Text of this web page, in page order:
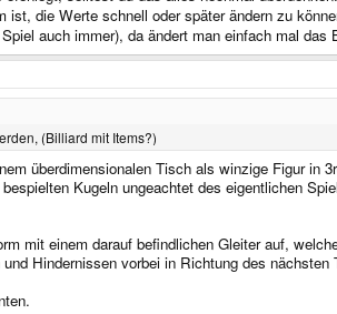
die Werte schnell oder später ändern zu
auch immer), da ändert man einfach mal
(Billiard mit Items?)
überdimensionalen Tisch als winzige Figur in
Kugeln ungeachtet des eigentlichen
mit einem darauf befindlichen Gleiter auf,
Hindernissen vorbei in Richtung des nächsten